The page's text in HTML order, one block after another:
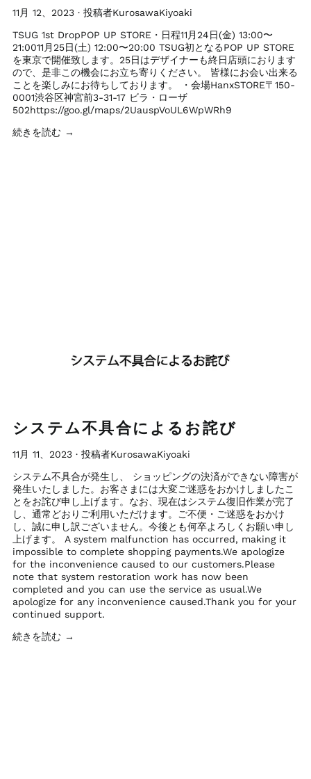
11月 12、2023 · 投稿者KurosawaKiyoaki
TSUG 1st DropPOP UP STORE・日程11月24日(金) 13:00〜
21:0011月25日(土) 12:00〜20:00 TSUG初となるPOP UP STORE
を東京で開催致します。25日はデザイナーも終日店頭におります
ので、是非この機会にお立ち寄りください。 皆様にお会い出来る
ことを楽しみにお待ちしております。 ・会場HanxSTORE〒150-
0001渋谷区神宮前3-31-17 ビラ・ローザ
502https://goo.gl/maps/2UauspVoUL6WpWRh9
続きを読む →
システム不具合によるお詫び
11月 11、2023 · 投稿者KurosawaKiyoaki
システム不具合が発生し、 ショッピングの決済ができない障害が
発生いたしました。お客さまには大変ご迷惑をおかけしましたこ
とをお詫び申し上げます。なお、現在はシステム復旧作業が完了
し、通常どおりご利用いただけます。ご不便・ご迷惑をおかけ
し、誠に申し訳ございません。今後とも何卒よろしくお願い申し
上げます。 A system malfunction has occurred, making it
impossible to complete shopping payments.We apologize
for the inconvenience caused to our customers.Please
note that system restoration work has now been
completed and you can use the service as usual.We
apologize for any inconvenience caused.Thank you for your
continued support.
続きを読む →